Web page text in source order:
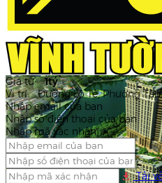
Giá từ:
1tỷ
Vị trí:Đường Lộ Tẻ, Phường Tân
Nhập email của bạn
Nhập số điện thoại của bạn
Nhập mã xác nhận
Tải